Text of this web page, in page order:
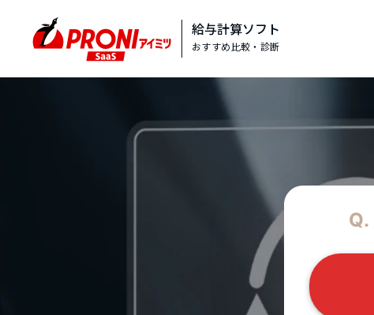
給与計算ソフト
おすすめ比較・診断
Q.